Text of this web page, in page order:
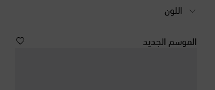
اللون
الموسم الجديد